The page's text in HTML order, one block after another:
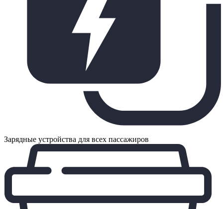
Зарядные устройства для всех пассажиров